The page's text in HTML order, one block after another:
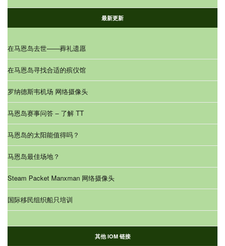
最新更新
在马恩岛去世——葬礼遗愿
在马恩岛寻找合适的殡仪馆
罗纳德斯韦机场 网络摄像头
马恩岛赛事问答 – 了解 TT
马恩岛的太阳能值得吗？
马恩岛最佳场地？
Steam Packet Manxman 网络摄像头
国际移民组织船只培训
其他 IOM 链接